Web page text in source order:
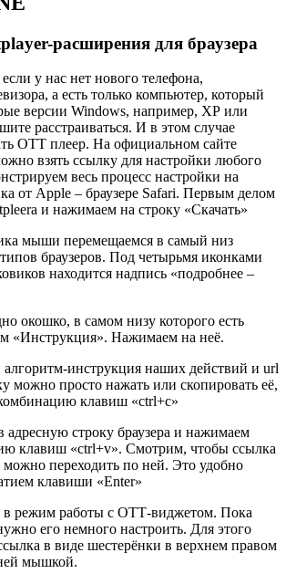
расширения для браузера
у нас нет нового телефона,
а есть только компьютер, который
версии Windows, например, ХР или
расстраиваться. И в этом случае
ОТТ плеер. На официальном сайте
взять ссылку для настройки любого
весь процесс настройки на
от Apple – браузере Safari. Первым делом
и нажимаем на строку «Скачать»
мыши перемещаемся в самый низ
браузеров. Под четырьмя иконками
находится надпись «подробнее –
окошко, в самом низу которого есть
«Инструкция». Нажимаем на неё.
инструкция наших действий и url
можно просто нажать или скопировать её,
клавиш «ctrl+с»
строку браузера и нажимаем
клавиш «ctrl+v». Смотрим, чтобы ссылка
можно переходить по ней. Это удобно
клавиши «Enter»
в режим работы с ОТТ-виджетом. Пока
его немного настроить. Для этого
в виде шестерёнки в верхнем правом
мышкой.